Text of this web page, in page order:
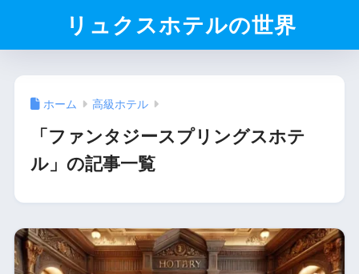
リュクスホテルの世界
ホーム 高級ホテル
「ファンタジースプリングスホテ
ル」の記事一覧